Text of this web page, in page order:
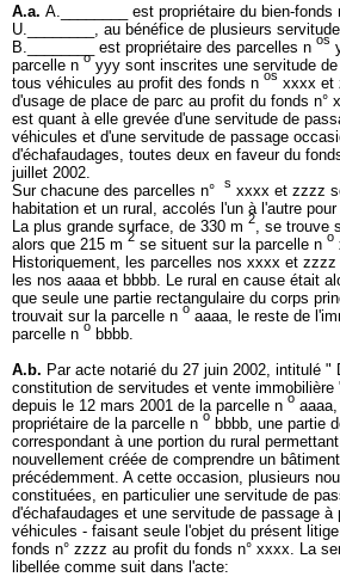
A.a. A.________ est propriétaire du bien-
U.________, au bénéfice de plusieurs
B.________ est propriétaire des parcelles n os
parcelle n o yyy sont inscrites une servitude
tous véhicules au profit des fonds n os xxxx et
d'usage de place de parc au profit du fonds n°
est quant à elle grevée d'une servitude de
véhicules et d'une servitude de passage
d'échafaudages, toutes deux en faveur du
juillet 2002.
Sur chacune des parcelles n°
s xxxx et zzzz
habitation et un rural, accolés l'un à l'autre
La plus grande surface, de 330 m 2, se trouve
alors que 215 m 2 se situent sur la parcelle n o
Historiquement, les parcelles nos xxxx et
les nos aaaa et bbbb. Le rural en cause était
que seule une partie rectangulaire du corps
trouvait sur la parcelle n o aaaa, le reste de
parcelle n o bbbb.
A.b. Par acte notarié du 27 juin 2002, intitulé "
constitution de servitudes et vente immobilière
depuis le 12 mars 2001 de la parcelle n o
propriétaire de la parcelle n o bbbb, une partie
correspondant à une portion du rural
nouvellement créée de comprendre un
précédemment. A cette occasion, plusieurs
constituées, en particulier une servitude de
d'échafaudages et une servitude de passage à
véhicules - faisant seule l'objet du présent
fonds n° zzzz au profit du fonds n° xxxx. La
libellée comme suit dans l'acte: